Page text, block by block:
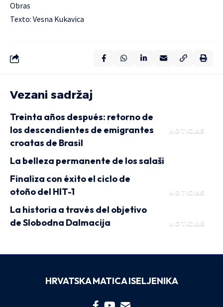
Obras
Texto: Vesna Kukavica
Vezani sadržaj
NOTICIAS
Treinta años después: retorno de
los descendientes de emigrantes
croatas de Brasil
La belleza permanente de los salaši
NOTICIAS
Finaliza con éxito el ciclo de
otoño del HIT-1
NOTICIAS
La historia a través del objetivo
de Slobodna Dalmacija
HRVATSKA MATICA ISELJENIKA